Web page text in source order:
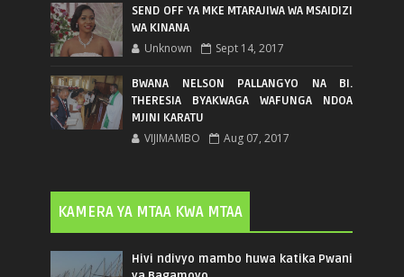
SEND OFF YA MKE MTARAJIWA WA MSAIDIZI
WA KINANA
Unknown Sept 14, 2017
BWANA NELSON PALLANGYO NA BI.
THERESIA BYAKWAGA WAFUNGA NDOA
MJINI KARATU
VIJIMAMBO Aug 07, 2017
KAMERA YA MTAA KWA MTAA
Hivi ndivyo mambo huwa katika Pwani